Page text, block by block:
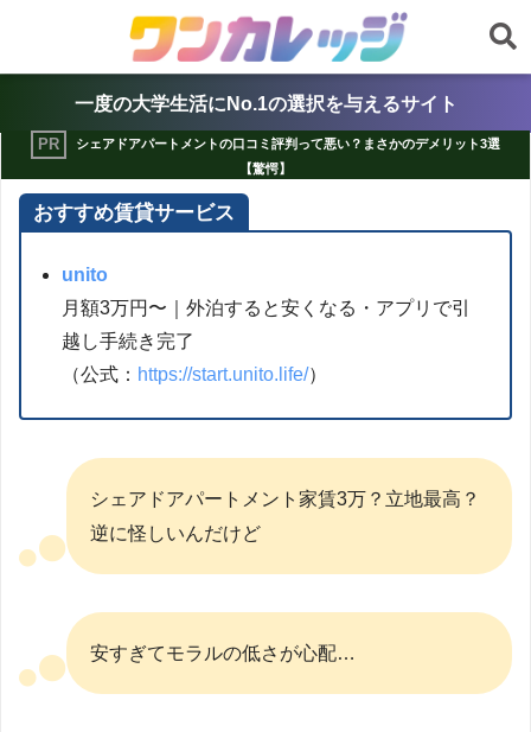
一度の大学生活にNo.1の選択を与えるサイト
シェアドアパートメントの口コミ評判って悪い？まさかのデメリット3選
【驚愕】
おすすめ賃貸サービス
unito
月額3万円〜｜外泊すると安くなる・アプリで引
越し手続き完了
（公式： https://start.unito.life/）
シェアドアパートメント家賃3万？立地最高？
逆に怪しいんだけど
安すぎてモラルの低さが心配…